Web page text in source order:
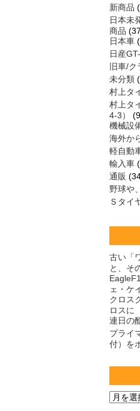
新商品
日本未
商品
日本車
日産
旧車/
未分類
村上タ
村上タ
4-3）
機械設
海外か
軽自動
輸入車
通販
野球や
Ｓタイ
古い「
と、そ
ェ・ケ
クロス
ロスに
連日の
プライ
付）を